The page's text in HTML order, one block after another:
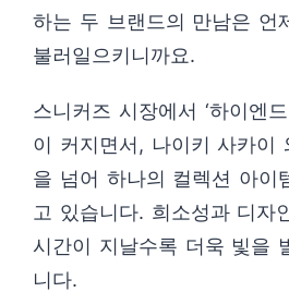
하는 두 브랜드의 만남은 언
불러일으키니까요.
스니커즈 시장에서 ‘하이엔
이 커지면서, 나이키 사카이
을 넘어 하나의 컬렉션 아이
고 있습니다. 희소성과 디자
시간이 지날수록 더욱 빛을
니다.